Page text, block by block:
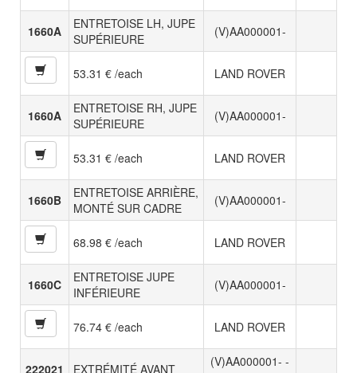
1660A
ENTRETOISE LH, JUPE
SUPÉRIEURE
(V)AA000001-
53.31 € /each LAND ROVER
1660A
ENTRETOISE RH, JUPE
SUPÉRIEURE
(V)AA000001-
53.31 € /each LAND ROVER
1660B
ENTRETOISE ARRIÈRE,
MONTÉ SUR CADRE
(V)AA000001-
68.98 € /each LAND ROVER
1660C
ENTRETOISE JUPE
INFÉRIEURE
(V)AA000001-
76.74 € /each LAND ROVER
222021 EXTRÉMITÉ AVANT
(V)AA000001- -